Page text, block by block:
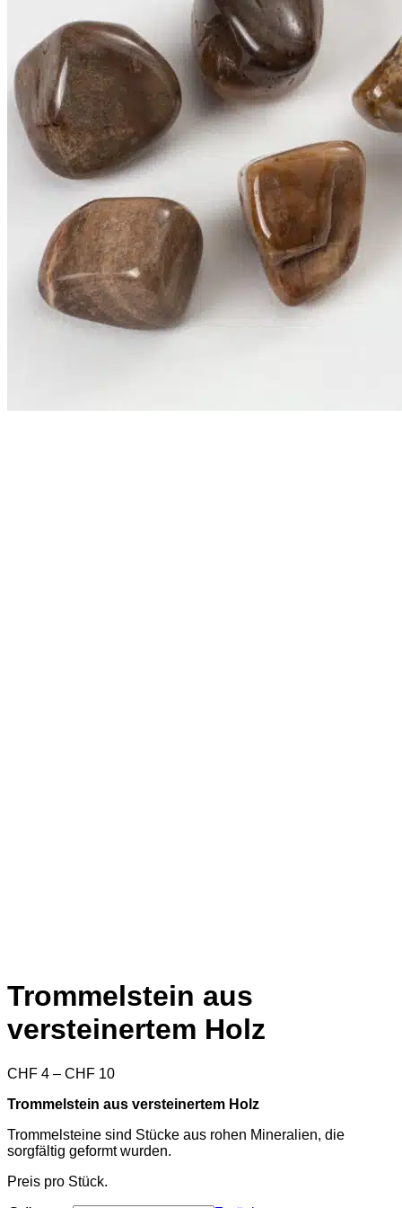
Trommelstein aus
versteinertem Holz
CHF 4 – CHF 10Preisspanne:
bis
Trommelstein aus versteinertem Holz
Trommelsteine sind Stücke aus rohen Mineralien, die
sorgfältig geformt wurden.
Preis pro Stück.